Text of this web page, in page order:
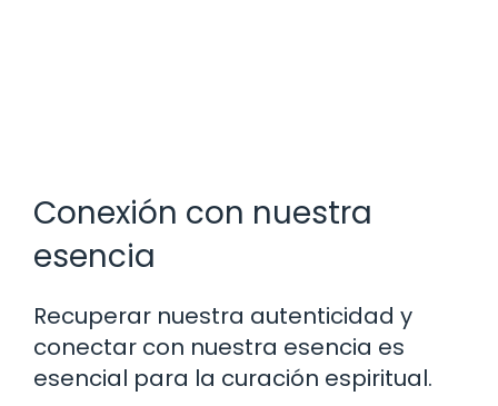
Conexión con nuestra
esencia
Recuperar nuestra autenticidad y
conectar con nuestra esencia es
esencial para la curación espiritual.